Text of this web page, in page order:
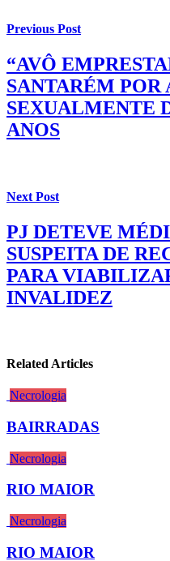
Previous Post
“AVÔ
SANTARÉM POR
SEXUALMENTE
ANOS
Next Post
PJ DETEVE
SUSPEITA DE
PARA
INVALIDEZ
Related Articles
Necrologia
BAIRRADAS
Necrologia
RIO MAIOR
Necrologia
RIO MAIOR